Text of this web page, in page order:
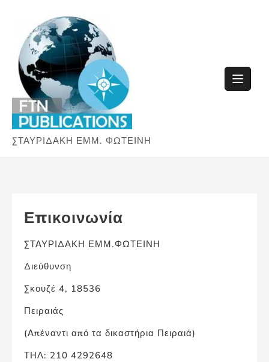
content
ΣΤΑΥΡΙΔΑΚΗ ΕΜΜ. ΦΩΤΕΙΝΗ
Επικοινωνία
ΣΤΑΥΡΙΔΑΚΗ ΕΜΜ.ΦΩΤΕΙΝΗ
Διεύθυνση
Σκουζέ 4, 18536
Πειραιάς
(Απέναντι από τα δικαστήρια Πειραιά)
ΤΗΛ: 210 4292648